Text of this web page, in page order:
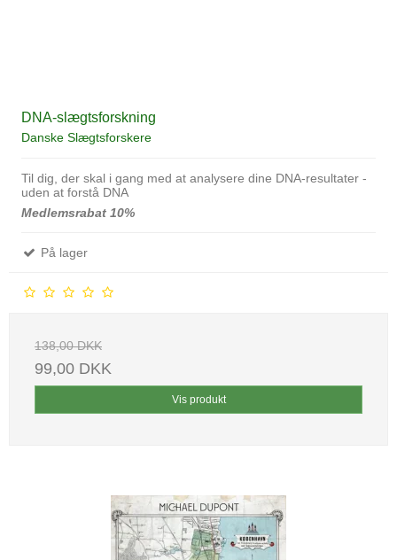
DNA-slægtsforskning
Danske Slægtsforskere
Til dig, der skal i gang med at analysere dine DNA-resultater -
uden at forstå DNA
Medlemsrabat 10%
På lager
138,00 DKK
99,00 DKK
Vis produkt